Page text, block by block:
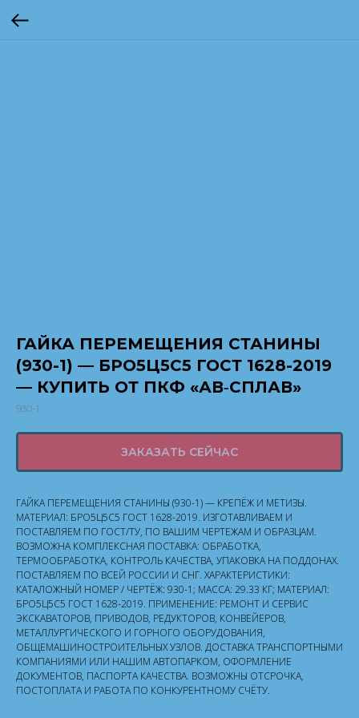
ГАЙКА ПЕРЕМЕЩЕНИЯ СТАНИНЫ
(930-1) — БРО5Ц5С5 ГОСТ 1628-2019
— КУПИТЬ ОТ ПКФ «АВ‑СПЛАВ»
930-1
ЗАКАЗАТЬ СЕЙЧАС
ГАЙКА ПЕРЕМЕЩЕНИЯ СТАНИНЫ (930-1) — КРЕПЁЖ И МЕТИЗЫ.
МАТЕРИАЛ: БРО5Ц5С5 ГОСТ 1628-2019. ИЗГОТАВЛИВАЕМ И
ПОСТАВЛЯЕМ ПО ГОСТ/ТУ, ПО ВАШИМ ЧЕРТЕЖАМ И ОБРАЗЦАМ.
ВОЗМОЖНА КОМПЛЕКСНАЯ ПОСТАВКА: ОБРАБОТКА,
ТЕРМООБРАБОТКА, КОНТРОЛЬ КАЧЕСТВА, УПАКОВКА НА ПОДДОНАХ.
ПОСТАВЛЯЕМ ПО ВСЕЙ РОССИИ И СНГ. ХАРАКТЕРИСТИКИ:
КАТАЛОЖНЫЙ НОМЕР / ЧЕРТЁЖ: 930-1; МАССА: 29.33 КГ; МАТЕРИАЛ:
БРО5Ц5С5 ГОСТ 1628-2019. ПРИМЕНЕНИЕ: РЕМОНТ И СЕРВИС
ЭКСКАВАТОРОВ, ПРИВОДОВ, РЕДУКТОРОВ, КОНВЕЙЕРОВ,
МЕТАЛЛУРГИЧЕСКОГО И ГОРНОГО ОБОРУДОВАНИЯ,
ОБЩЕМАШИНОСТРОИТЕЛЬНЫХ УЗЛОВ. ДОСТАВКА ТРАНСПОРТНЫМИ
КОМПАНИЯМИ ИЛИ НАШИМ АВТОПАРКОМ, ОФОРМЛЕНИЕ
ДОКУМЕНТОВ, ПАСПОРТА КАЧЕСТВА. ВОЗМОЖНЫ ОТСРОЧКА,
ПОСТОПЛАТА И РАБОТА ПО КОНКУРЕНТНОМУ СЧЁТУ.